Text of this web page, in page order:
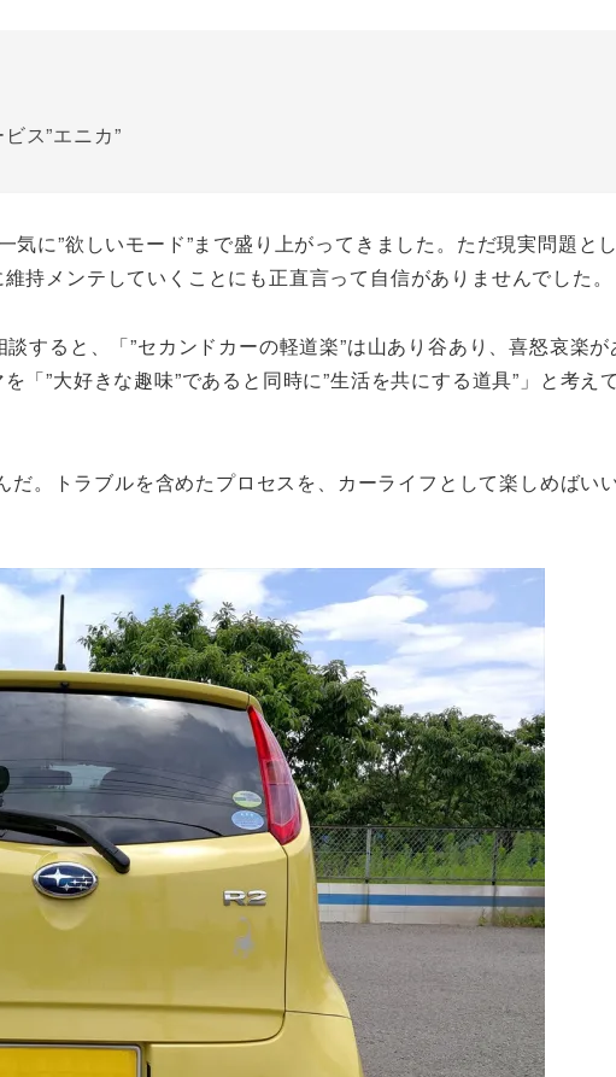
ス”エニカ”
気に”欲しいモード”まで盛り上がってきました。ただ現実問題と
持メンテしていくことにも正直言って自信がありませんでした。
すると、「”セカンドカーの軽道楽”は山あり谷あり、喜怒哀楽
「”大好きな趣味”であると同時に”生活を共にする道具”」と考え
だ。トラブルを含めたプロセスを、カーライフとして楽しめばい